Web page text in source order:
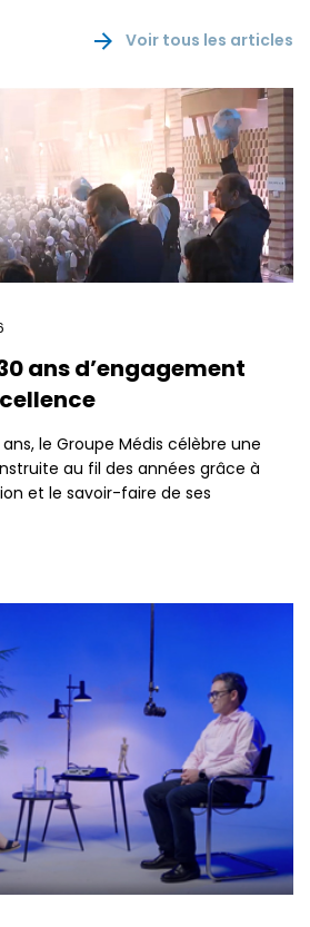
Voir tous les articles
ans d’engagement
le Groupe Médis célèbre une
au fil des années grâce à
et le savoir-faire de ses